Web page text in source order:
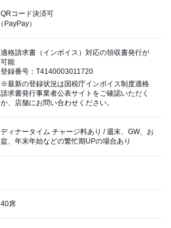
QRコード決済可
（PayPay）
適格請求書（インボイス）対応の領収書発行が
可能
登録番号：T4140003011720
※最新の登録状況は国税庁インボイス制度適格
請求書発行事業者公表サイトをご確認いただく
か、店舗にお問い合わせください。
ディナータイム チャージ料あり / 週末、GW、お
盆、年末年始などの繁忙期UPの場合あり
40席